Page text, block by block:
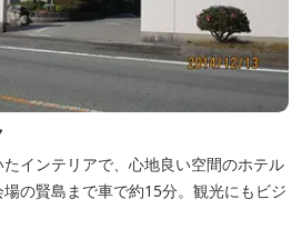
インテリアで、心地良い空間のホテル
の賢島まで車で約15分。観光にもビジ